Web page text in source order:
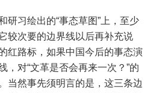
习绘出的“事态草图”上，至少
较次要的边界线以后再补充说
红路标，如果中国今后的事态演
，对“文革是否会再来一次？”的
当然事先须明言的是，这三条边